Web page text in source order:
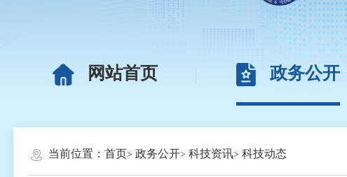
网站首页 政务公开
当前位置：首页 政务公开 科技资讯 科技动态